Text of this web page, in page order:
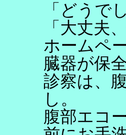
「どうで
「大丈夫
ホームペ
臓器が保
診察は、
し。
腹部エコ